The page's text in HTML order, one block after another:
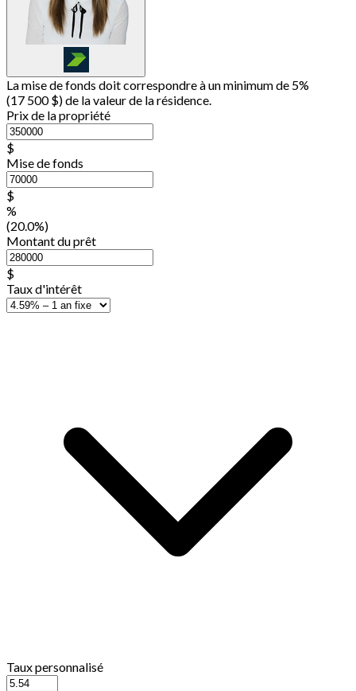
La mise de fonds doit correspondre à un minimum de 5%
(17 500 $) de la valeur de la résidence.
Prix de la propriété
$
Mise de fonds
$
%
(20.0%)
Montant du prêt
$
Taux d'intérêt
Taux personnalisé